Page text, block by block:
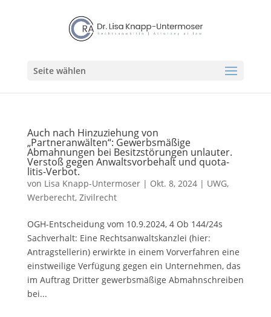
Seite wählen
Auch nach Hinzuziehung von
„Partneranwälten“: Gewerbsmäßige
Abmahnungen bei Besitzstörungen unlauter.
Verstoß gegen Anwaltsvorbehalt und quota-
litis-Verbot.
von Lisa Knapp-Untermoser| Okt. 8, 2024| UWG,
Werberecht, Zivilrecht
OGH-Entscheidung vom 10.9.2024, 4 Ob 144/24s
Sachverhalt: Eine Rechtsanwaltskanzlei (hier:
Antragstellerin) erwirkte in einem Vorverfahren eine
einstweilige Verfügung gegen ein Unternehmen, das
im Auftrag Dritter gewerbsmäßige Abmahnschreiben
bei...